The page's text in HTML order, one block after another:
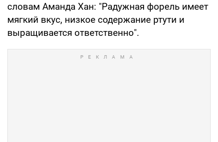
словам Аманда Хан: "Радужная форель имеет
мягкий вкус, низкое содержание ртути и
выращивается ответственно".